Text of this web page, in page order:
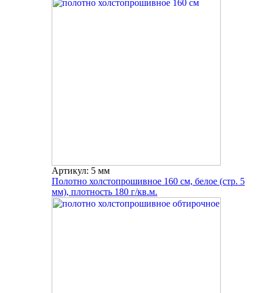
Артикул: 5 мм
Полотно холстопрошивное 160 см, белое (стр. 5
мм), плотность 180 г/кв.м.